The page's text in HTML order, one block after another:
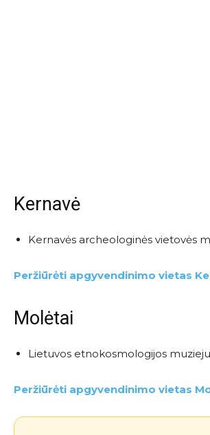
Kernavė
Kernavės archeologinės vietovės
Peržiūrėti apgyvendinimo vietas
Molėtai
Lietuvos etnokosmologijos
Peržiūrėti apgyvendinimo vietas